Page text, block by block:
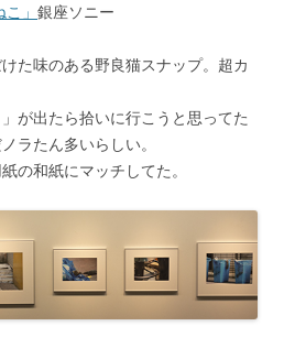
」 銀座ソニー
た味のある野良猫スナップ。超カ
が出たら拾いに行こうと思ってた
ラたん多いらしい。
の和紙にマッチしてた。